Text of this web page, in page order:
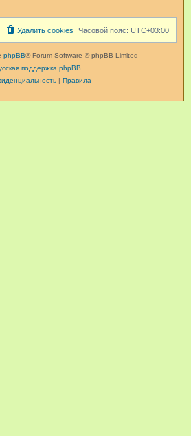
Часовой пояс: UTC+03:00
Удалить cookies
phpBB® Forum Software © phpBB Limited
поддержка phpBB
| Правила